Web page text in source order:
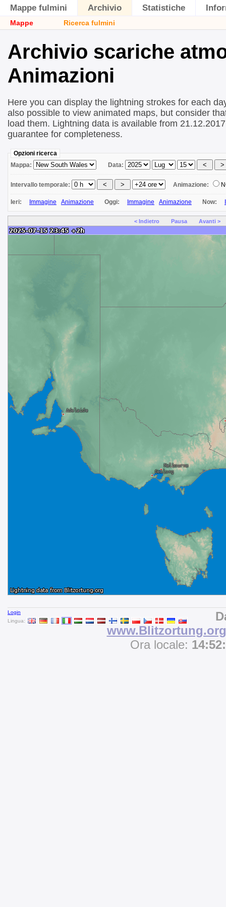
Mappe fulmini Archivio Statistiche
Mappe Ricerca fulmini
Archivio scariche
Animazioni
Here you can display the lightning strokes for each
also possible to view animated maps, but consider
load them. Lightning data is available from
guarantee for completeness.
Opzioni ricerca
Mappa:
Data:
Intervallo temporale: Animazione:
Ieri: Immagine Animazione Oggi: Immagine Animazione Now:
< Indietro Pausa Avanti >
Login
Lingua:
www.Blitzortung.org
Ora locale: